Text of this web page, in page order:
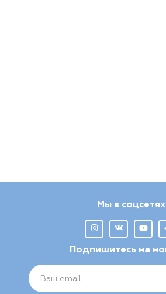
Мы в соцсетях
Подпишитесь на